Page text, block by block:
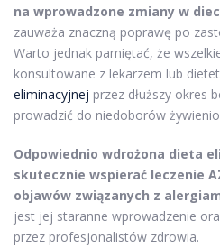
na wprowadzone zmiany w
zauważa znaczną poprawę po
Warto jednak pamiętać, że
konsultowane z lekarzem lub
eliminacyjnej przez dłuższy okres
prowadzić do niedoborów
Odpowiednio wdrożona dieta
skutecznie wspierać leczenie
objawów związanych z
jest jej staranne wprowadzenie
przez profesjonalistów zdrowia.